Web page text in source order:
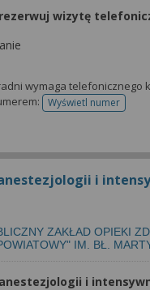
wizytę
wymaga telefonicznego
Wyświetl numer
telefonu do
i
ZAKŁAD OPIEKI
IM. BŁ.
anestezjologii i